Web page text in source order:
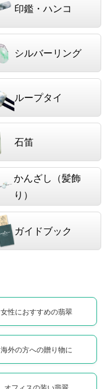
印鑑・ハンコ
シルバーリング
ループタイ
石笛
かんざし（髪飾
り）
ガイドブック
女性におすすめの翡翠
海外の方への贈り物に